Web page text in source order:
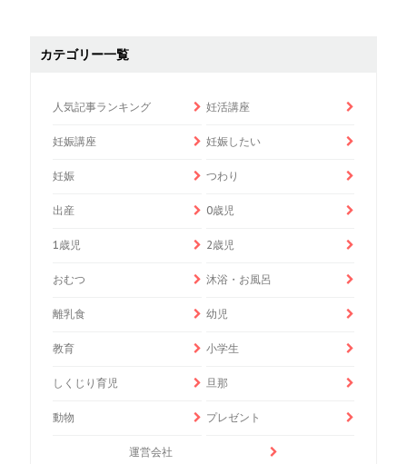
カテゴリー一覧
人気記事ランキング 妊活講座
妊娠講座 妊娠したい
妊娠 つわり
出産 0歳児
1歳児 2歳児
おむつ 沐浴・お風呂
離乳食 幼児
教育 小学生
しくじり育児 旦那
動物 プレゼント
運営会社